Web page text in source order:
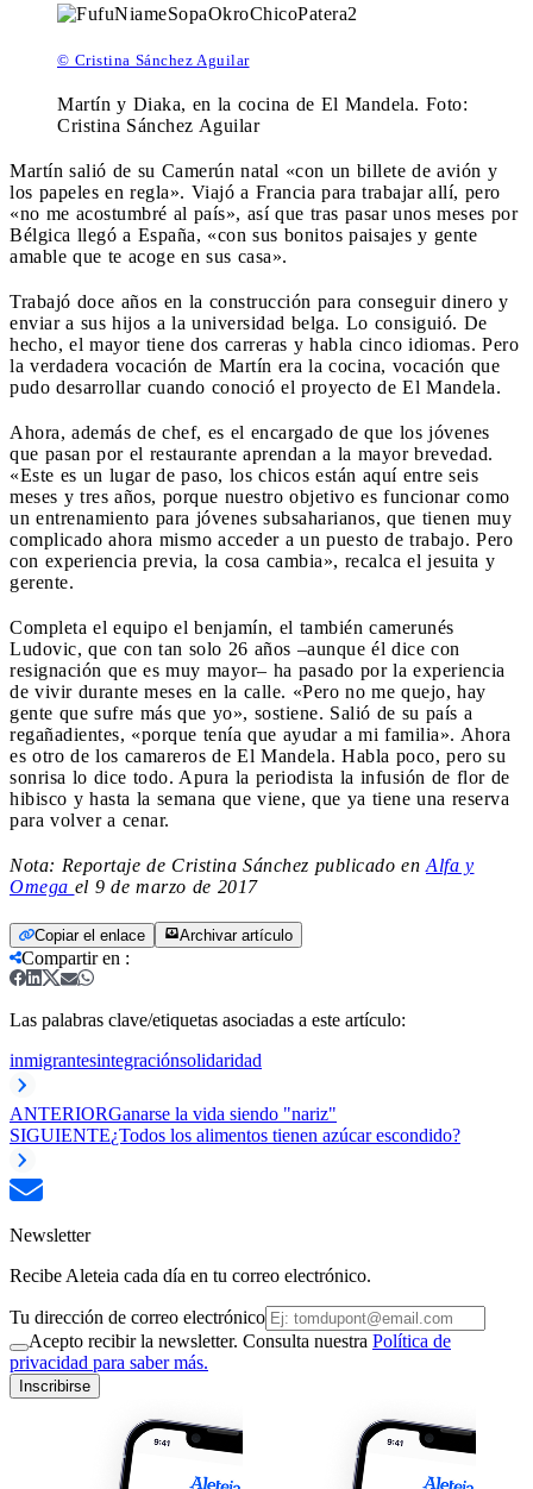
© Cristina Sánchez Aguilar
Martín y Diaka, en la cocina de El Mandela. Foto:
Cristina Sánchez Aguilar
Martín salió de su Camerún natal «con un billete de avión y
los papeles en regla». Viajó a Francia para trabajar allí, pero
«no me acostumbré al país», así que tras pasar unos meses por
Bélgica llegó a España, «con sus bonitos paisajes y gente
amable que te acoge en sus casa».
Trabajó doce años en la construcción para conseguir dinero y
enviar a sus hijos a la universidad belga. Lo consiguió. De
hecho, el mayor tiene dos carreras y habla cinco idiomas. Pero
la verdadera vocación de Martín era la cocina, vocación que
pudo desarrollar cuando conoció el proyecto de El Mandela.
Ahora, además de chef, es el encargado de que los jóvenes
que pasan por el restaurante aprendan a la mayor brevedad.
«Este es un lugar de paso, los chicos están aquí entre seis
meses y tres años, porque nuestro objetivo es funcionar como
un entrenamiento para jóvenes subsaharianos, que tienen muy
complicado ahora mismo acceder a un puesto de trabajo. Pero
con experiencia previa, la cosa cambia», recalca el jesuita y
gerente.
Completa el equipo el benjamín, el también camerunés
Ludovic, que con tan solo 26 años –aunque él dice con
resignación que es muy mayor– ha pasado por la experiencia
de vivir durante meses en la calle. «Pero no me quejo, hay
gente que sufre más que yo», sostiene. Salió de su país a
regañadientes, «porque tenía que ayudar a mi familia». Ahora
es otro de los camareros de El Mandela. Habla poco, pero su
sonrisa lo dice todo. Apura la periodista la infusión de flor de
hibisco y hasta la semana que viene, que ya tiene una reserva
para volver a cenar.
Nota: Reportaje de Cristina Sánchez publicado en Alfa y
Omega el 9 de marzo de 2017
Copiar el enlace Archivar artículo
Compartir en :
Las palabras clave/etiquetas asociadas a este artículo:
inmigrantesintegraciónsolidaridad
ANTERIORGanarse la vida siendo "nariz"
SIGUIENTE¿Todos los alimentos tienen azúcar escondido?
Newsletter
Recibe Aleteia cada día en tu correo electrónico.
Tu dirección de correo electrónico
Acepto recibir la newsletter. Consulta nuestra Política de
privacidad para saber más.
Inscribirse